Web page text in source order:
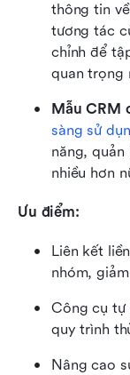
thông tin
tương tác
chỉnh để
quan trọng
Mẫu CRM
sàng sử
năng,
nhiều hơn
Ưu điểm:
Liên kết
nhóm,
Công cụ tự
quy trình
Nâng cao